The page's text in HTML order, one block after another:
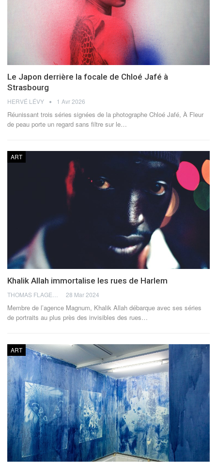
Le Japon derrière la focale de Chloé Jafé à
Strasbourg
HERVÉ LÉVY 1 Avr 2026
Réunissant trois séries signées de la photographe Chloé Jafé, À Fleur
de peau porte un regard sans filtre sur le…
ART
Khalik Allah immortalise les rues de Harlem
28 Mar 2024
Membre de l’agence Magnum, Khalik Allah débarque avec ses séries
de portraits au plus près des invisibles des rues…
ART